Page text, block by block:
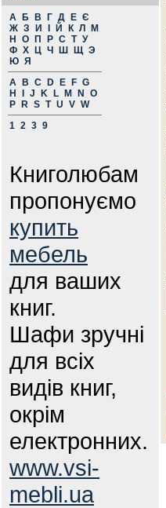
А Б В Г Д Е Є
Ж З И Й К Л
М
Н
О П Р С Т У
Ф Х Ц Ч Ш Щ Э
Ю Я
A
B C D E F G
H
J K L M N
O
P
R S T U V W
1 2 3 9
Книголюбам
пропонуємо
купить
мебель
для ваших
книг.
Шафи зручні
для всіх
видів книг,
окрім
електронних.
www.vsi-
mebli.ua